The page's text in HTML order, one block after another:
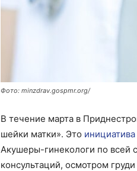
Фото: minzdrav.gospmr.org/
В течение марта в
шейки матки». Это инициатива
Акушеры-гинекологи по всей
консультаций, осмотром